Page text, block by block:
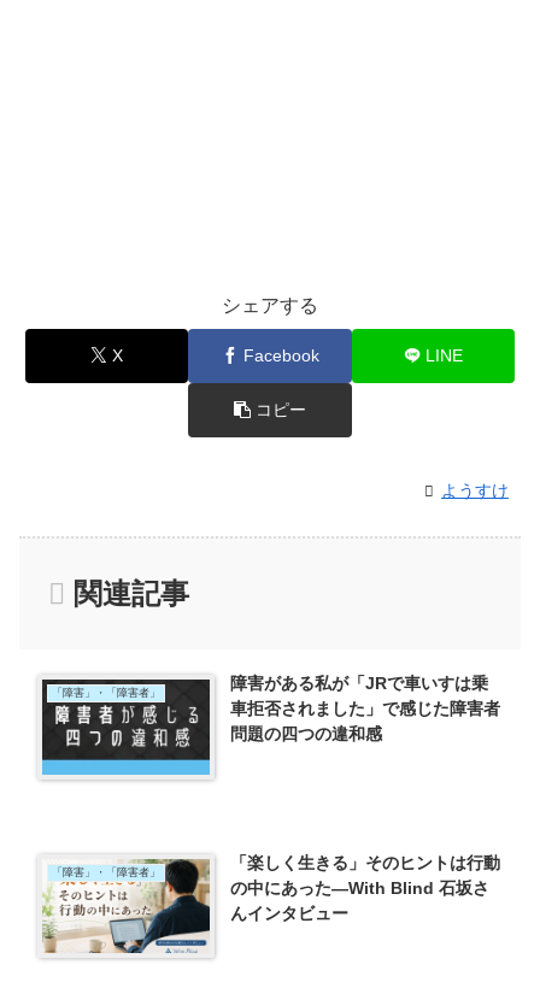
シェアする
X Facebook LINE
コピー
ようすけ
関連記事
「障害」・「障害者」
障害がある私が「JRで車いすは乗
車拒否されました」で感じた障害者
問題の四つの違和感
「障害」・「障害者」
「楽しく生きる」そのヒントは行動
の中にあった―With Blind 石坂さ
んインタビュー